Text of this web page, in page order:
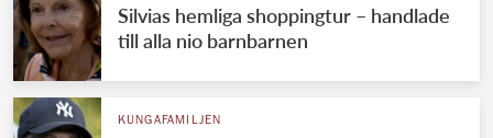
Silvias hemliga shoppingtur – handlade
till alla nio barnbarnen
KUNGAFAMILJEN